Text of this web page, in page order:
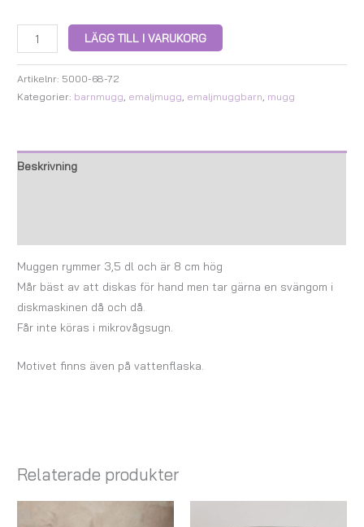
LÄGG TILL I VARUKORG
Artikelnr: 5000-68-72
Kategorier: barnmugg emaljmugg emaljmuggbarn mugg
Beskrivning
Muggen rymmer 3,5 dl och är 8 cm hög
Mår bäst av att diskas för hand men tar gärna en svängom i
diskmaskinen då och då.
Får inte köras i mikrovågsugn.
Motivet finns även på vattenflaska.
Relaterade produkter